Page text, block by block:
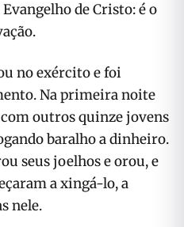
de Cristo: é o
no exército e foi
Na primeira noite
outros quinze jovens
baralho a dinheiro.
seus joelhos e orou, e
a xingá-lo, a
nele.